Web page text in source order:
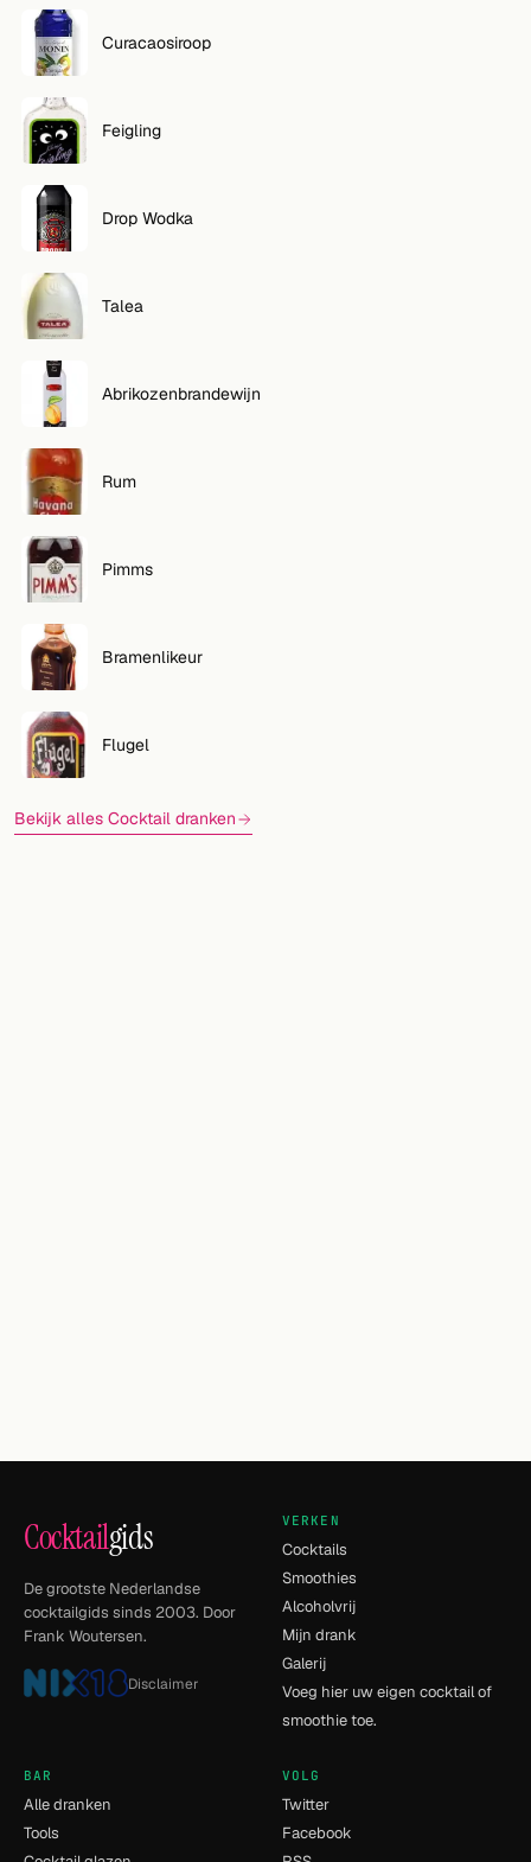
Curacaosiroop
Feigling
Drop Wodka
Talea
Abrikozenbrandewijn
Rum
Pimms
Bramenlikeur
Flugel
Bekijk alles Cocktail dranken
Cocktailgids
De grootste Nederlandse
cocktailgids sinds 2003. Door
Frank Woutersen.
Disclaimer
VERKEN
Cocktails
Smoothies
Alcoholvrij
Mijn drank
Galerij
Voeg hier uw eigen cocktail of
smoothie toe.
BAR
Alle dranken
Tools
VOLG
Twitter
Facebook